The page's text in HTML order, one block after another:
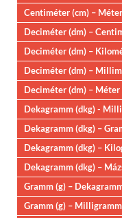
Centiméter (cm) –
Deciméter (dm) –
Deciméter (dm) –
Deciméter (dm) –
Deciméter (dm) – Méter
Dekagramm (dkg) -
Dekagramm (dkg) –
Dekagramm (dkg) –
Dekagramm (dkg) –
Gramm (g) –
Gramm (g) –